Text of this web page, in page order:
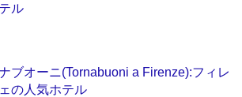
ル
ブオーニ(Tornabuoni a Firenze):フィレ
の人気ホテル